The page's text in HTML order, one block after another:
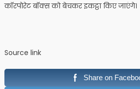
कॉरपोरेट बॉक्स को बेचकर इकट्ठा किए जाएंगे।
Source link
Share on